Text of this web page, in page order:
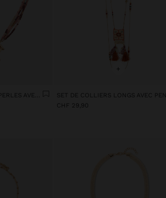
+
CHF 29,90